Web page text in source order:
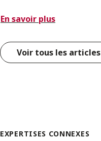
En savoir plus
Voir tous les articles
EXPERTISES CONNEXES